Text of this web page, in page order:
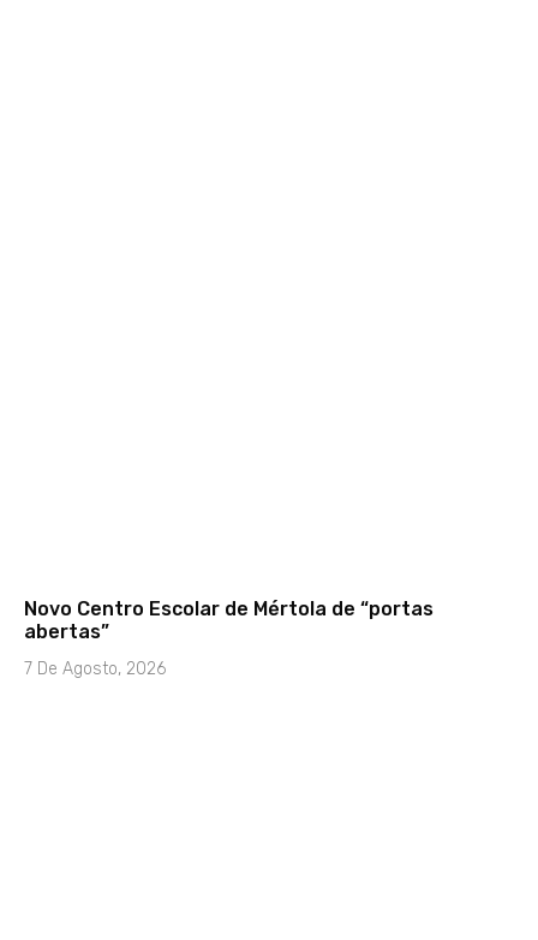
Novo Centro Escolar de Mértola de “portas
abertas”
7 De Agosto, 2026